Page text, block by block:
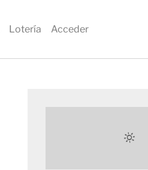
Lotería Acceder